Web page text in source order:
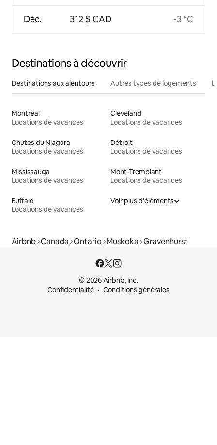
Déc. 312 $ CAD -3 °C
Destinations à découvrir
Destinations aux alentours Autres types de logements
Montréal
Locations de vacances
Cleveland
Locations de vacances
Chutes du Niagara
Locations de vacances
Détroit
Locations de vacances
Mississauga
Locations de vacances
Mont-Tremblant
Locations de vacances
Buffalo
Locations de vacances
Voir plus d'éléments
Airbnb Canada Ontario Muskoka Gravenhurst
© 2026 Airbnb, Inc.
Confidentialité
Conditions générales